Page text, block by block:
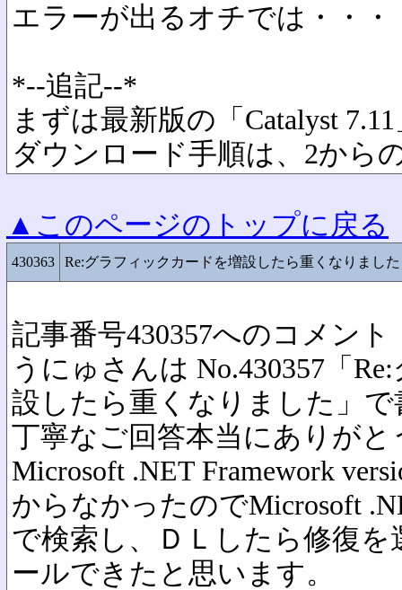
エラーが出るオチでは・・・
*--追記--*
まずは最新版の「Catalyst
ダウンロード手順は、2から
▲このページのトップに戻る
430363 Re:グラフィックカードを増設したら重くなりました
記事番号430357へのコメント
うにゅさんは No.430357「
設したら重くなりました」
丁寧なご回答本当にありが
Microsoft .NET Framework
からなかったのでMicrosoft
で検索し、ＤＬしたら修復
ールできたと思います。